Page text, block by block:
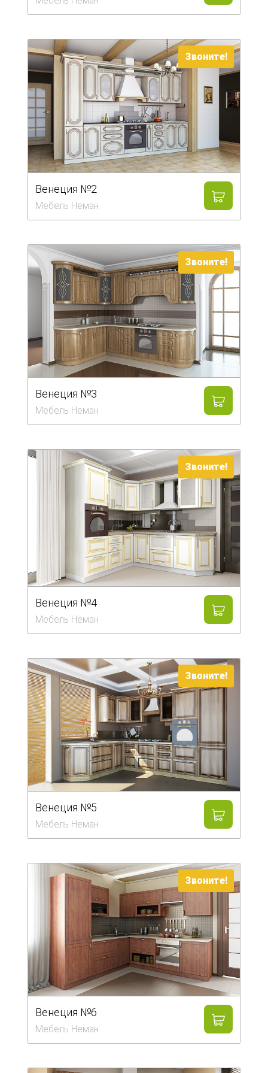
Столы и стулья
Смесители
Главная
О компании
Каталог
Скидки
Оплата и доставка
Рассрочка
Контакты
Звоните!
Венеция №2
Мебель Неман
Звоните!
Венеция №3
Мебель Неман
Звоните!
Венеция №4
Мебель Неман
Звоните!
Венеция №5
Мебель Неман
Звоните!
Венеция №6
Мебель Неман